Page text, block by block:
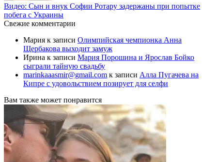
Видео: Сын и внук Софии Ротару задержаны при попытке
побега с Украины
Свежие комментарии
Мария к записи Олимпийская чемпионка Анна
Щербакова выходит замуж
Ирина к записи Мария Порошина и Ярослав Бойко
сыграли тайную свадьбу
marinkaaasmir@gmail.com к записи Алла Пугачева на
Кипре с удовольствием позирует для селфи
Вам также может понравится